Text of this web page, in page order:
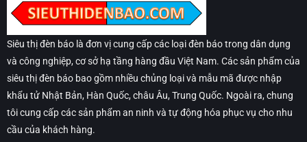
Siêu thị đèn báo là đơn vị cung cấp các loại đèn báo trong dân dụng
và công nghiệp, cơ sở hạ tầng hàng đầu Việt Nam. Các sản phẩm của
siêu thị đèn báo bao gồm nhiều chủng loại và mẫu mã được nhập
khẩu tử Nhật Bản, Hàn Quốc, châu Âu, Trung Quốc. Ngoài ra, chung
tôi cung cấp các sản phẩm an ninh và tự động hóa phục vụ cho nhu
cầu của khách hàng.